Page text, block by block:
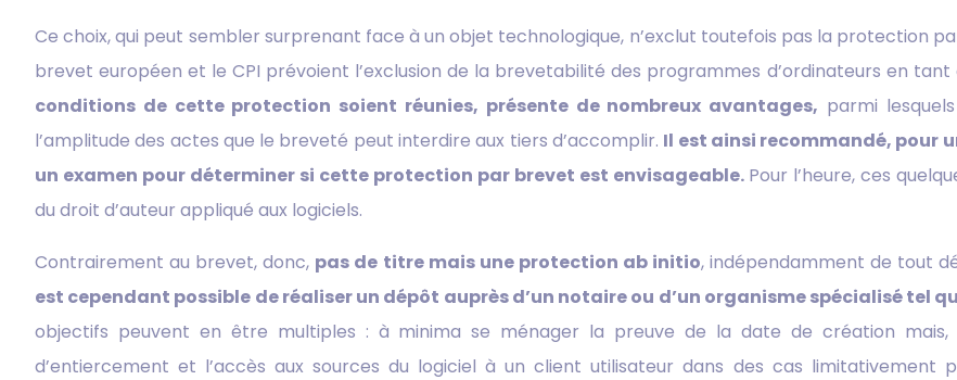
Ce choix, qui peut sembler surprenant face à un objet technologique, n’exclut toutefois pas la protection
brevet européen et le CPI prévoient l’exclusion de la brevetabilité des programmes d’ordinateurs en tant
conditions de cette protection soient réunies, présente de nombreux avantages, parmi
l’amplitude des actes que le breveté peut interdire aux tiers d’accomplir. Il est ainsi recommandé, pour
un examen pour déterminer si cette protection par brevet est envisageable. Pour l’heure, ces
du droit d’auteur appliqué aux logiciels.
Contrairement au brevet, donc, pas de titre mais une protection ab initio, indépendamment de tout
est cependant possible de réaliser un dépôt auprès d’un notaire ou d’un organisme spécialisé tel
objectifs peuvent en être multiples : à minima se ménager la preuve de la date de création
d’entiercement et l’accès aux sources du logiciel à un client utilisateur dans des cas